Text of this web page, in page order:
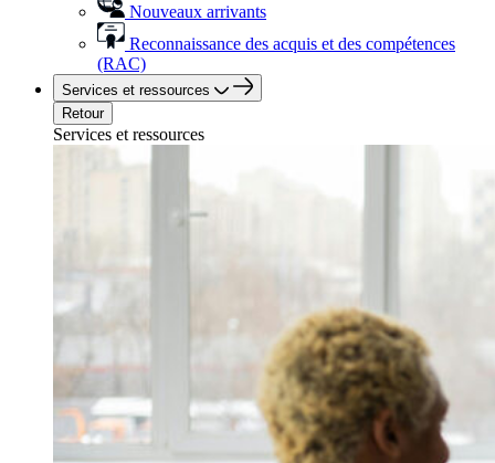
Nouveaux arrivants
Reconnaissance des acquis et des compétences
(RAC)
Services et ressources
Retour
Services et ressources